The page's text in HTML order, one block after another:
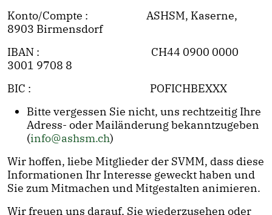
Konto/Compte : ASHSM, Kaserne,
8903 Birmensdorf
IBAN : CH44 0900 0000
3001 9708 8
BIC : POFICHBEXXX
Bitte vergessen Sie nicht, uns rechtzeitig Ihre
Adress- oder Mailänderung bekanntzugeben
(info@ashsm.ch)
Wir hoffen, liebe Mitglieder der SVMM, dass diese
Informationen Ihr Interesse geweckt haben und
Sie zum Mitmachen und Mitgestalten animieren.
Wir freuen uns darauf, Sie wiederzusehen oder